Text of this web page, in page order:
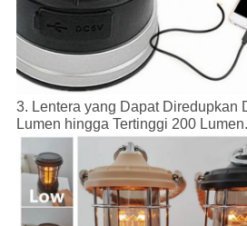
3. Lentera yang Dapat Diredupkan
Lumen hingga Tertinggi 200 Lumen.